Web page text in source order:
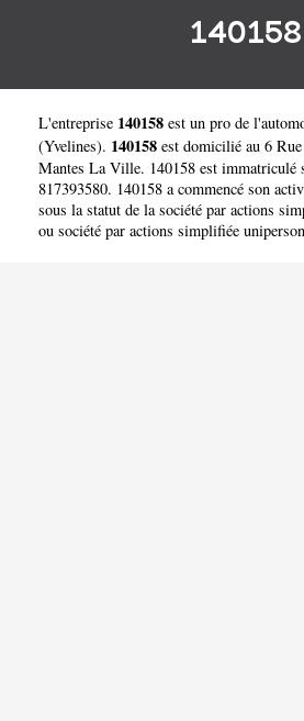
140158
L'entreprise 140158 est un pro de
(Yvelines). 140158 est domicilié au 6
Mantes La Ville. 140158 est immatriculé
817393580. 140158 a commencé son
sous la statut de la société par actions
ou société par actions simplifiée